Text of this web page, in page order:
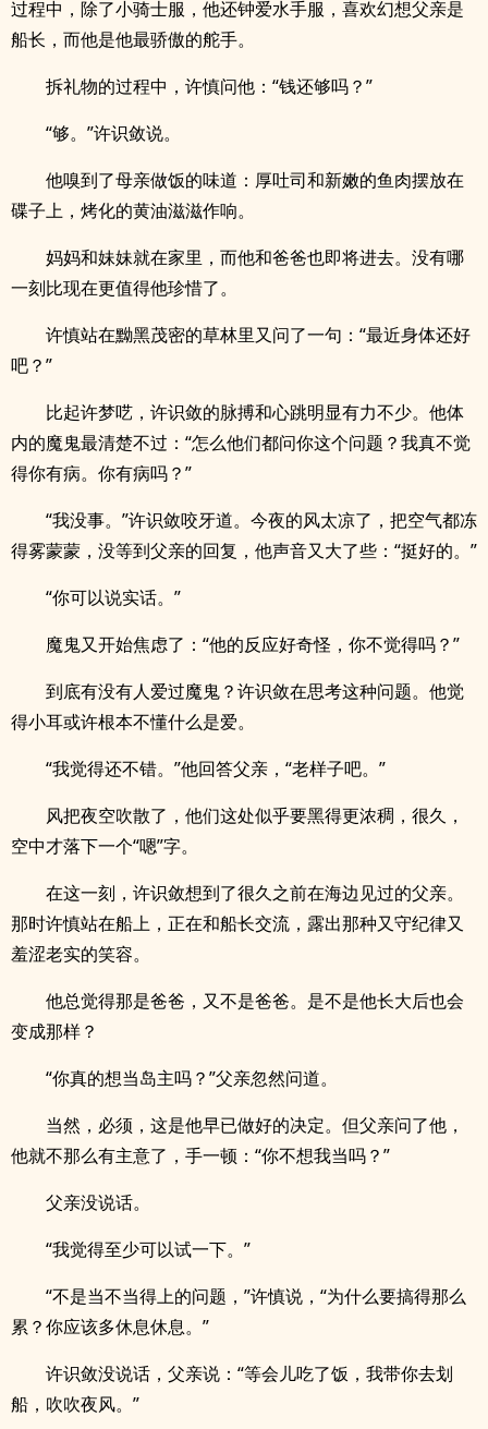
过程中，除了小骑士服，他还钟爱水手服，喜欢幻想父亲是
船长，而他是他最骄傲的舵手。
拆礼物的过程中，许慎问他：“钱还够吗？”
“够。”许识敛说。
他嗅到了母亲做饭的味道：厚吐司和新嫩的鱼肉摆放在
碟子上，烤化的黄油滋滋作响。
妈妈和妹妹就在家里，而他和爸爸也即将进去。没有哪
一刻比现在更值得他珍惜了。
许慎站在黝黑茂密的草林里又问了一句：“最近身体还好
吧？”
比起许梦呓，许识敛的脉搏和心跳明显有力不少。他体
内的魔鬼最清楚不过：“怎么他们都问你这个问题？我真不觉
得你有病。你有病吗？”
“我没事。”许识敛咬牙道。今夜的风太凉了，把空气都冻
得雾蒙蒙，没等到父亲的回复，他声音又大了些：“挺好的。”
“你可以说实话。”
魔鬼又开始焦虑了：“他的反应好奇怪，你不觉得吗？”
到底有没有人爱过魔鬼？许识敛在思考这种问题。他觉
得小耳或许根本不懂什么是爱。
“我觉得还不错。”他回答父亲，“老样子吧。”
风把夜空吹散了，他们这处似乎要黑得更浓稠，很久，
空中才落下一个“嗯”字。
在这一刻，许识敛想到了很久之前在海边见过的父亲。
那时许慎站在船上，正在和船长交流，露出那种又守纪律又
羞涩老实的笑容。
他总觉得那是爸爸，又不是爸爸。是不是他长大后也会
变成那样？
“你真的想当岛主吗？”父亲忽然问道。
当然，必须，这是他早已做好的决定。但父亲问了他，
他就不那么有主意了，手一顿：“你不想我当吗？”
父亲没说话。
“我觉得至少可以试一下。”
“不是当不当得上的问题，”许慎说，“为什么要搞得那么
累？你应该多休息休息。”
许识敛没说话，父亲说：“等会儿吃了饭，我带你去划
船，吹吹夜风。”